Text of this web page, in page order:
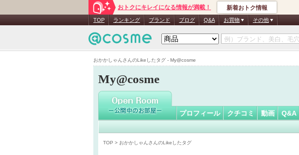
おかかしゃんさんのLikeしたタグ - My@cosme
おトクにキレイになる情報が満載！ 新着おトク情報
TOP ランキング ブランド ブログ Q&A お買物 その他
My@cosme
おかかしゃんさん
認
証
プロフィール クチコミ 動画 Q&A
TOP > おかかしゃんさんのLikeしたタグ